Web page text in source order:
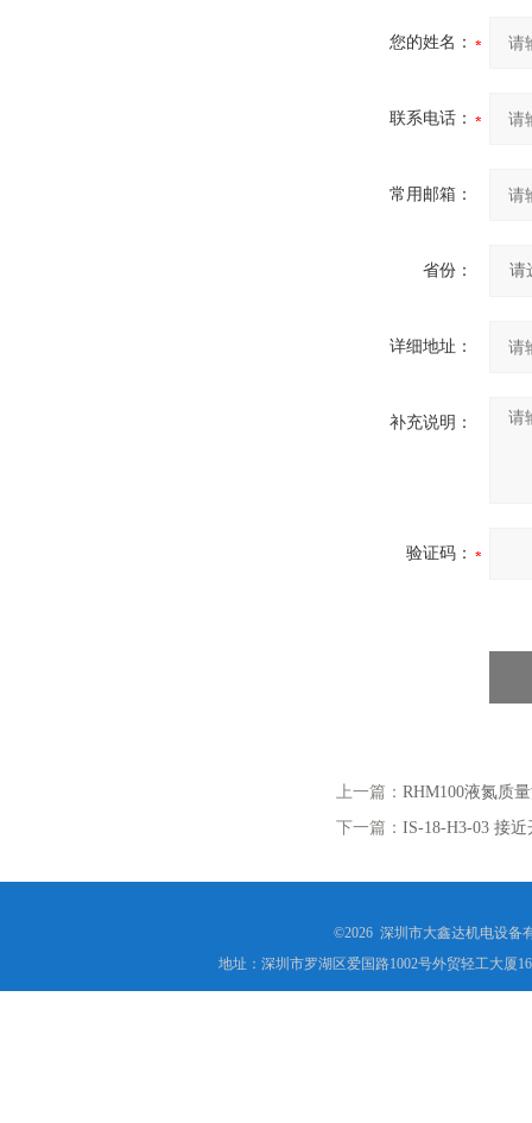
您的姓名：
联系电话：
常用邮箱：
省份：
详细地址：
补充说明：
验证码：
上一篇： RHM100液氮质
下一篇： IS-18-H3-03 接近
©2026 深圳市大鑫达机电设备
地址：深圳市罗湖区爱国路1002号外贸轻工大厦